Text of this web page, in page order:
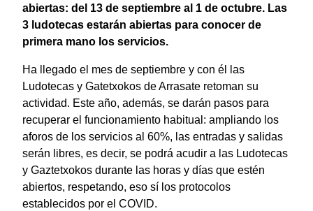
abiertas: del 13 de septiembre al 1 de octubre. Las
3 ludotecas estarán abiertas para conocer de
primera mano los servicios.
Ha llegado el mes de septiembre y con él las
Ludotecas y Gatetxokos de Arrasate retoman su
actividad. Este año, además, se darán pasos para
recuperar el funcionamiento habitual: ampliando los
aforos de los servicios al 60%, las entradas y salidas
serán libres, es decir, se podrá acudir a las Ludotecas
y Gaztetxokos durante las horas y días que estén
abiertos, respetando, eso sí los protocolos
establecidos por el COVID.